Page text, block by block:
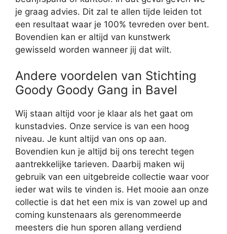
je graag advies. Dit zal te allen tijde leiden tot
een resultaat waar je 100% tevreden over bent.
Bovendien kan er altijd van kunstwerk
gewisseld worden wanneer jij dat wilt.
Andere voordelen van Stichting
Goody Goody Gang in Bavel
Wij staan altijd voor je klaar als het gaat om
kunstadvies. Onze service is van een hoog
niveau. Je kunt altijd van ons op aan.
Bovendien kun je altijd bij ons terecht tegen
aantrekkelijke tarieven. Daarbij maken wij
gebruik van een uitgebreide collectie waar voor
ieder wat wils te vinden is. Het mooie aan onze
collectie is dat het een mix is van zowel up and
coming kunstenaars als gerenommeerde
meesters die hun sporen allang verdiend